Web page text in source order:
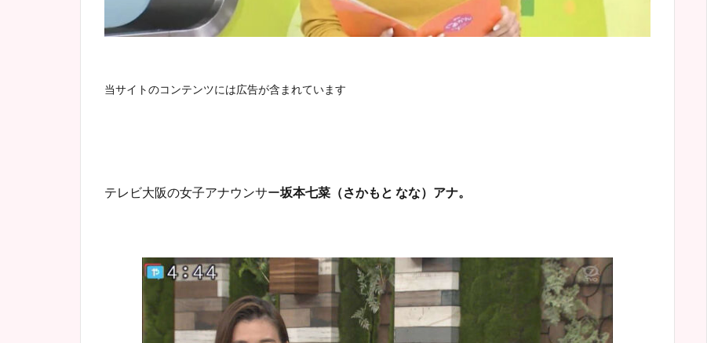
当サイトのコンテンツには広告が含まれています
テレビ大阪の女子アナウンサー坂本七菜（さかもと なな）アナ。